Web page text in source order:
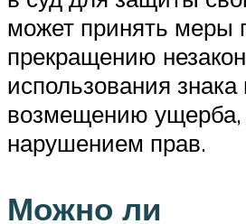
может принять меры
прекращению
использования знака
возмещению ущерба,
нарушением прав.
Можно ли